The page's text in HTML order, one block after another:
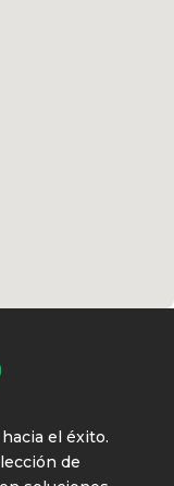
el éxito.
de